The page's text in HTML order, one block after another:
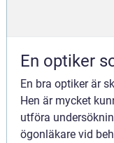
En optiker
En bra optiker är
Hen är mycket
utföra
ögonläkare vid